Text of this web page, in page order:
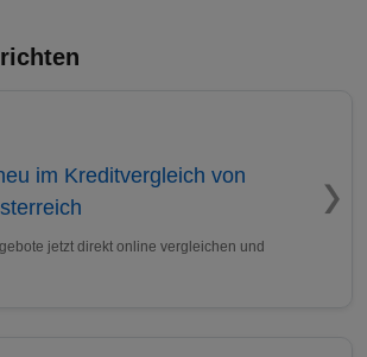
im Kreditvergleich von
jetzt direkt online vergleichen und